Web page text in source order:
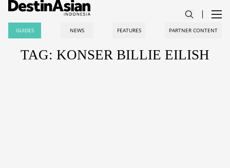
GUIDES NEWS FEATURES PARTNER CONTENT
TAG: KONSER BILLIE EILISH